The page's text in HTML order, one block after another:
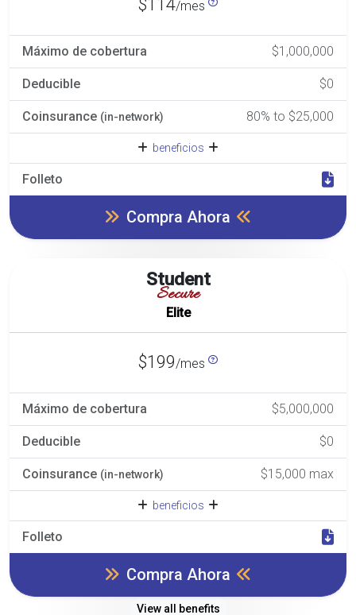
$114/mes
Máximo de cobertura $1,000,000
Deducible $0
Coinsurance (in-network) 80% to $25,000
beneficios
Folleto
Compra Ahora
Student
Secure
Elite
$199/mes
Máximo de cobertura $5,000,000
Deducible $0
Coinsurance (in-network) $15,000 max
beneficios
Folleto
Compra Ahora
View all benefits